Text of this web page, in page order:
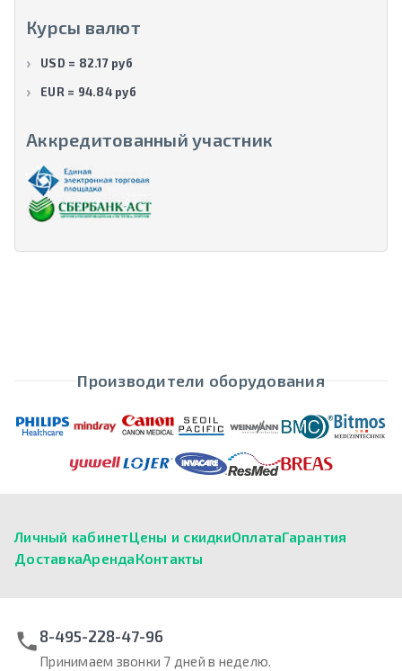
Курсы валют
USD = 82.17 руб
EUR = 94.84 руб
Аккредитованный участник
Производители оборудования
Личный кабинетЦены и скидкиОплатаГарантия
ДоставкаАрендаКонтакты
8-495-228-47-96
Принимаем звонки 7 дней в неделю.